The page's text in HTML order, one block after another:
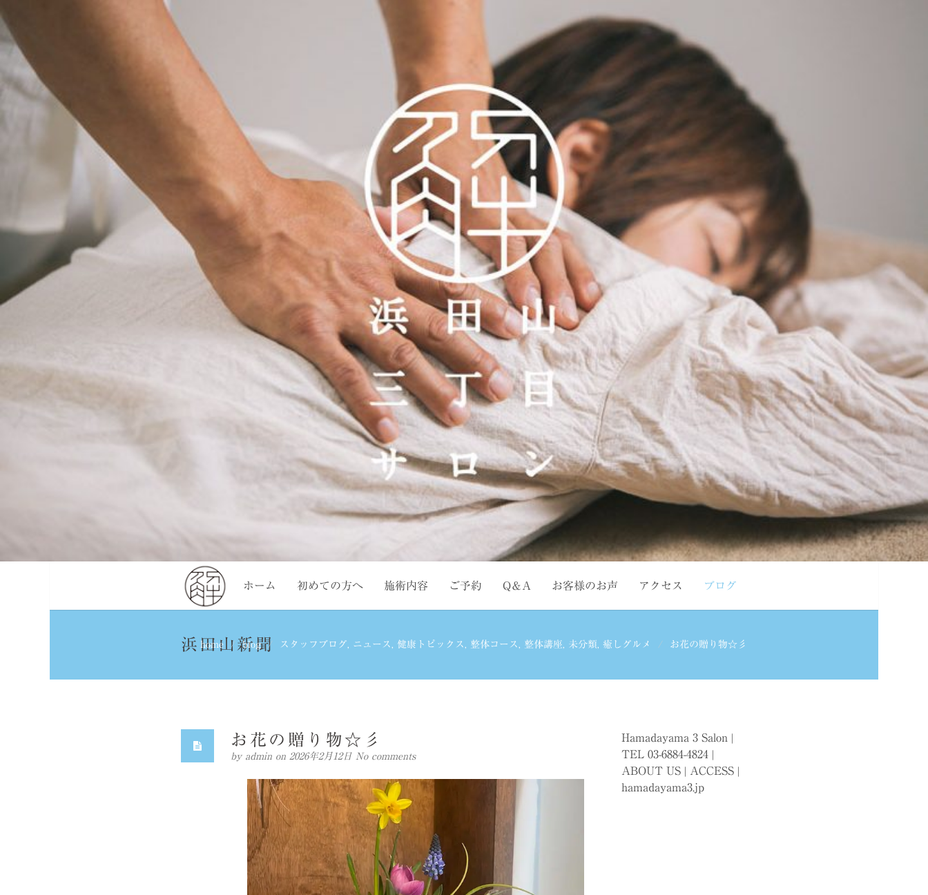
ホーム 初めての方へ 施術内容 ご予約 Q＆A お客様のお声 アクセス ブログ
浜田山新聞
home blog スタッフブログ, ニュース , 健康トピックス , 整体コース , 整体講座, 未分類, 癒しグルメ お花の贈り物☆彡
お花の贈り物☆彡
by admin on 2026年2月12日 No comments
Hamadayama 3 Salon |
TEL 03-6884-4824 |
ABOUT US| ACCESS|
hamadayama3.jp